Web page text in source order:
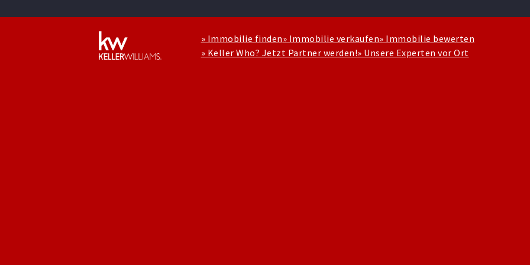
» Immobilie finden» Immobilie verkaufen» Immobilie bewerten
» Keller Who? Jetzt Partner werden!» Unsere Experten vor Ort